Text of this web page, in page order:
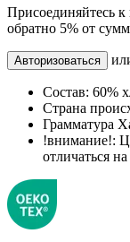
Присоединяйтесь
обратно 5% от
Авторизоваться
Состав: 60%
Страна
Грамматура
!внимание!:
отличаться